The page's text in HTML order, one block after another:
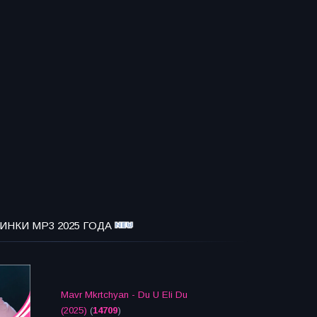
MP3 2025 ГОДА
Mavr Mkrtchyan - Du U Eli Du
(2025) (14709)